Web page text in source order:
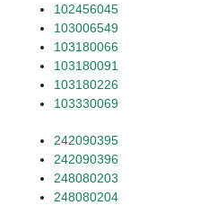
102456045
103006549
103180066
103180091
103180226
103330069
242090395
242090396
248080203
248080204